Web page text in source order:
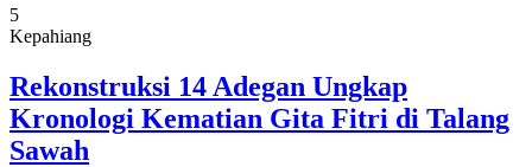
5
Kepahiang
Rekonstruksi 14 Adegan Ungkap
Kronologi Kematian Gita Fitri di Talang
Sawah